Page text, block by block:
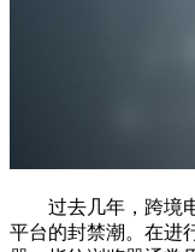
过去几年，跨境电
平台的封禁潮。在进